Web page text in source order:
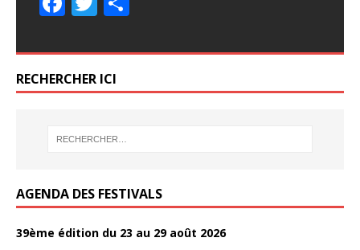
e
b
o
itt
er
ta
b
o
o
k
er
er
b
o
o
k
er
er
o
k
RECHERCHER ICI
AGENDA DES FESTIVALS
39ème édition du 23 au 29 août 2026